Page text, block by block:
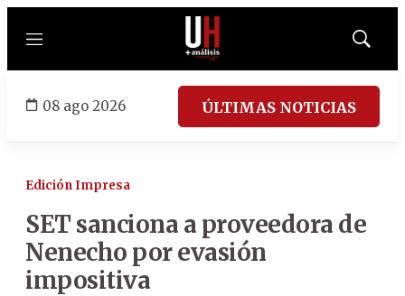
Menú
Mostrar
08 ago 2026 ÚLTIMAS NOTICIAS
Edición Impresa
SET sanciona a proveedora de
Nenecho por evasión
impositiva